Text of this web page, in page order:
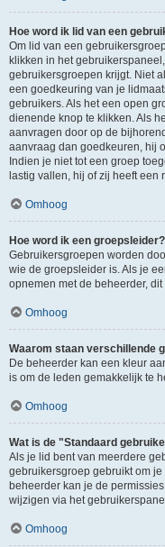
Hoe word ik lid van een
Om lid van een
klikken in het
gebruikersgroepen krijgt. Niet
een goedkeuring van je
gebruikers. Als het een open
dienende knop te klikken. Als
aanvragen door op de
aanvraag dan goedkeuren, hij
Indien je niet tot een groep
lastig vallen, hij of zij heeft een
Omhoog
Hoe word ik een groepsleider?
Gebruikersgroepen worden
wie de groepsleider is. Als je
opnemen met de beheerder,
Omhoog
Waarom staan verschillende
De beheerder kan een kleur
is om de leden gemakkelijk te
Omhoog
Wat is de "Standaard
Als je lid bent van meerdere
gebruikersgroep gebruikt om
beheerder kan je de
wijzigen via het
Omhoog